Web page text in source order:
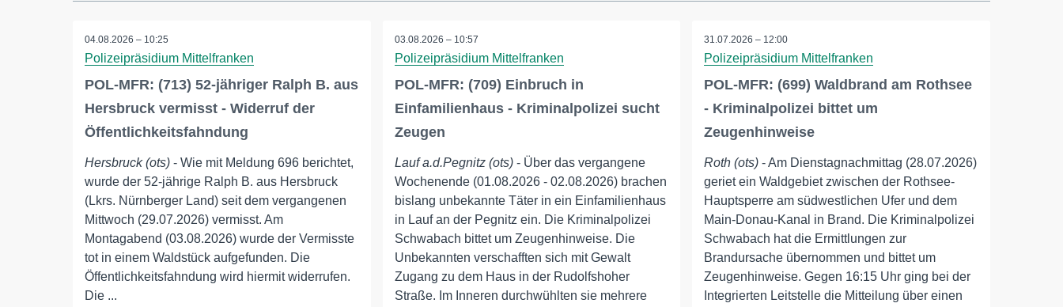
04.08.2026 – 10:25
Polizeipräsidium Mittelfranken
POL-MFR: (713) 52-jähriger Ralph B. aus
Hersbruck vermisst - Widerruf der
Öffentlichkeitsfahndung
Hersbruck (ots) - Wie mit Meldung 696 berichtet,
wurde der 52-jährige Ralph B. aus Hersbruck
(Lkrs. Nürnberger Land) seit dem vergangenen
Mittwoch (29.07.2026) vermisst. Am
Montagabend (03.08.2026) wurde der Vermisste
tot in einem Waldstück aufgefunden. Die
Öffentlichkeitsfahndung wird hiermit widerrufen.
Die ...
03.08.2026 – 10:57
Polizeipräsidium Mittelfranken
POL-MFR: (709) Einbruch in
Einfamilienhaus - Kriminalpolizei sucht
Zeugen
Lauf a.d.Pegnitz (ots)- Über das vergangene
Wochenende (01.08.2026 - 02.08.2026) brachen
bislang unbekannte Täter in ein Einfamilienhaus
in Lauf an der Pegnitz ein. Die Kriminalpolizei
Schwabach bittet um Zeugenhinweise. Die
Unbekannten verschafften sich mit Gewalt
Zugang zu dem Haus in der Rudolfshoher
Straße. Im Inneren durchwühlten sie mehrere
31.07.2026 – 12:00
Polizeipräsidium Mittelfranken
POL-MFR: (699) Waldbrand am Rothsee
- Kriminalpolizei bittet um
Zeugenhinweise
Roth (ots) - Am Dienstagnachmittag (28.07.2026)
geriet ein Waldgebiet zwischen der Rothsee-
Hauptsperre am südwestlichen Ufer und dem
Main-Donau-Kanal in Brand. Die Kriminalpolizei
Schwabach hat die Ermittlungen zur
Brandursache übernommen und bittet um
Zeugenhinweise. Gegen 16:15 Uhr ging bei der
Integrierten Leitstelle die Mitteilung über einen